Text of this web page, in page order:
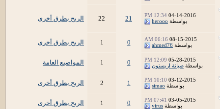
04-14-2016
12:34 PM
بواسطة herooo
21
22 الربح بطرق أخرى
08-15-2015
06:16 AM
بواسطة ahmed76
0
1 الربح بطرق أخرى
05-28-2015
12:09 PM
بواسطة صيانة اريستون 0
1 المواضيع العامة
03-12-2015
10:10 PM
بواسطة simao
1
2 الربح بطرق أخرى
03-05-2015
07:41 PM
بواسطة virus
0
1 الربح بطرق أخرى